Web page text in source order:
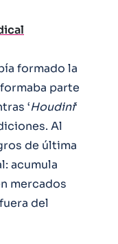
formado la
parte
‘Houdini‘
Al
de última
acumula
mercados
del